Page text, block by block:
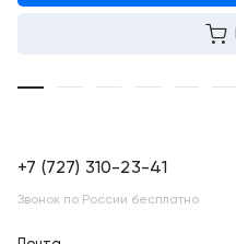
+7 (727) 310-23-41
Звонок по России бесплатно